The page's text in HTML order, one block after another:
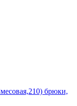
брюки,